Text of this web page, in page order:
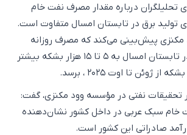
تحلیلگران درباره مقدار مصرف نفت خام
تولید برق در تابستان امسال متفاوت است.
پیش‌بینی می‌کند که مصرف روزانه
نفت خام عربستان در تابستان امسال به ۵ تا ۱۵ هزار بشکه بیشتر
تحقیقات نفتی در مؤسسه وود مکنزی، گفت:
سبک عربی در داخل کشور نشان‌دهنده
صادراتی این کشور است.